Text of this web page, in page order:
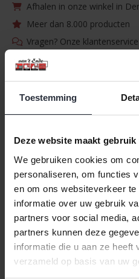
Toestemming
Deze website maakt
We gebruiken cookies om
personaliseren, om functies
en om ons websiteverkeer
informatie over uw gebruik
partners voor social media,
partners kunnen deze
informatie die u aan ze heeft
verzameld op basis van uw
Afhalen in onze winkel in
Meer dan 8.000 producten
Vragen? Onze
Specificaties
EAN:
Beschikbaarheid:
Levertijd:
Informatie
Antislipmat
90x32cm